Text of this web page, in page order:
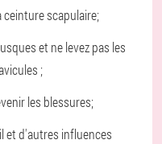
scapulaire;
et ne levez pas les
;
les blessures;
et d'autres influences